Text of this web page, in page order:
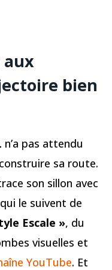
aux
bien
n’a pas attendu
sa route.
son sillon avec
le suivent de
Escale », du
visuelles et
YouTube. Et